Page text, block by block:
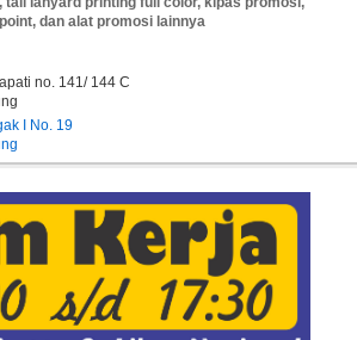
dan alat promosi lainnya
no. 141/ 144 C
I No. 19